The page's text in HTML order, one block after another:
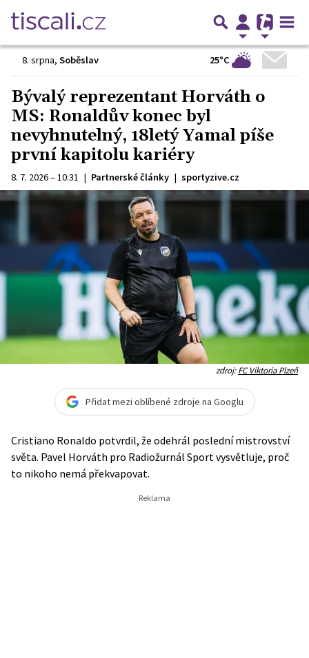
8. srpna, Soběslav 25°C
Bývalý reprezentant Horváth o
MS: Ronaldův konec byl
nevyhnutelný, 18letý Yamal píše
první kapitolu kariéry
8. 7. 2026 – 10:31 | Partnerské články | sportyzive.cz
zdroj:FC Viktoria Plzeň
Přidat mezi oblíbené zdroje na Googlu
Cristiano Ronaldo potvrdil, že odehrál poslední mistrovství
světa. Pavel Horváth pro Radiožurnál Sport vysvětluje, proč
to nikoho nemá překvapovat.